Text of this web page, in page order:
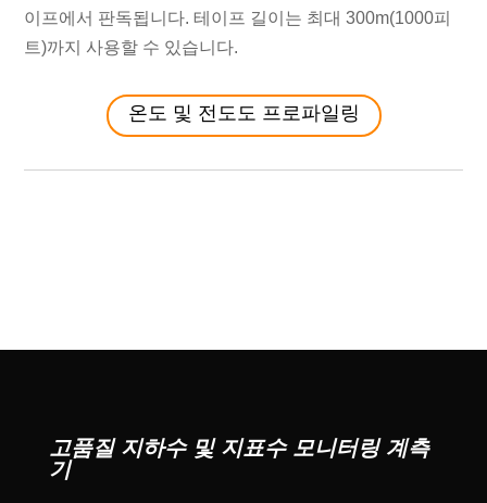
이프에서 판독됩니다. 테이프 길이는 최대 300m(1000피
트)까지 사용할 수 있습니다.
온도 및 전도도 프로파일링
고품질 지하수 및 지표수 모니터링 계측
기